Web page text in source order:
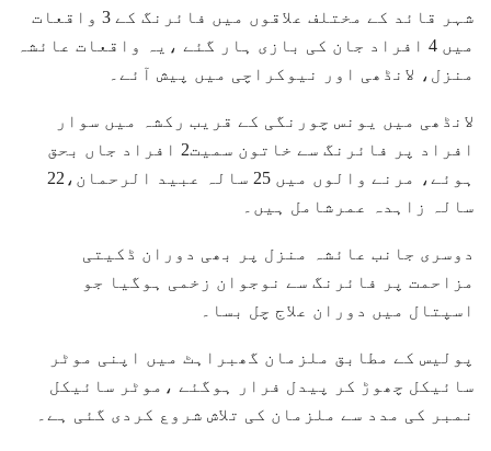
شہر قائد کے مختلف علاقوں میں فائرنگ کے 3 واقعات
میں 4 افراد جان کی بازی ہار گئے ،یہ واقعات عائشہ
منزل، لانڈھی اور نیوکراچی میں پیش آئے۔
لانڈھی میں یونس چورنگی کے قریب رکشہ میں سوار
افراد پر فائرنگ سے خاتون سمیت2 افراد جاں بحق
ہوئے، مرنے والوں میں 25 سالہ عبید الرحمان،22
سالہ زاہدہ عمرشامل ہیں۔
دوسری جانب عائشہ منزل پر بھی دوران ڈکیتی
مزاحمت پر فائرنگ سے نوجوان زخمی ہوگیا جو
اسپتال میں دوران علاج چل بسا۔
پولیس کے مطابق ملزمان گھبراہٹ میں اپنی موٹر
سائیکل چھوڑ کر پیدل فرار ہوگئے ،موٹر سائیکل
نمبر کی مدد سے ملزمان کی تلاش شروع کردی گئی ہے۔